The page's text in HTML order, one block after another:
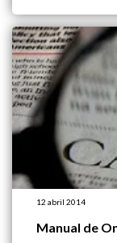
12 abril 2014
Manual de